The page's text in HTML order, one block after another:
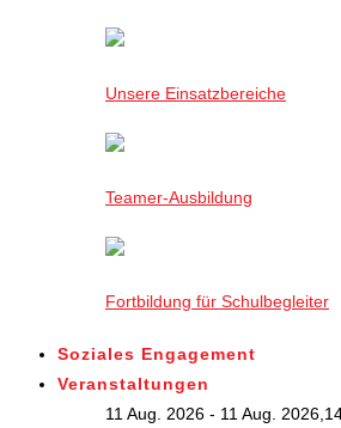
Unsere Einsatzbereiche
Teamer-Ausbildung
Fortbildung für Schulbegleiter
Soziales Engagement
Veranstaltungen
11 Aug. 2026 - 11 Aug.